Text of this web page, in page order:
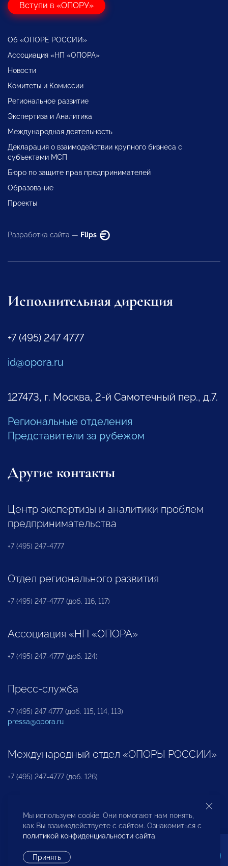
Вступи в «ОПОРУ»
Об «ОПОРЕ РОССИИ»
Ассоциация «НП «ОПОРА»
Новости
Комитеты и Комиссии
Региональное развитие
Экспертиза и Аналитика
Международная деятельность
Декларация о взаимодействии крупного бизнеса с
субъектами МСП
Бюро по защите прав предпринимателей
Образование
Проекты
Разработка сайта — Flips
Исполнительная дирекция
+7 (495) 247 4777
id@opora.ru
127473, г. Москва, 2-й Самотечный пер., д.7.
Региональные отделения
Представители за рубежом
Другие контакты
Центр экспертизы и аналитики проблем
предпринимательства
+7 (495) 247-4777
Отдел регионального развития
+7 (495) 247-4777 (доб. 116, 117)
Ассоциация «НП «ОПОРА»
+7 (495) 247-4777 (доб. 124)
Пресс-служба
+7 (495) 247 4777 (доб. 115, 114, 113)
pressa@opora.ru
Международный отдел «ОПОРЫ РОССИИ»
+7 (495) 247-4777 (доб. 126)
Бюро по защите прав предпринимателей и
инвесторов
Мы используем cookie. Они помогают нам понять,
как Вы взаимодействуете с сайтом. Ознакомиться с
политикой конфиденциальности сайта.
Принять